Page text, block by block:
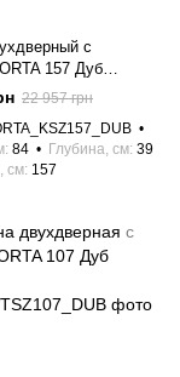
с
157 Дуб
22 957 грн
84 Глубина, см 39
см 157